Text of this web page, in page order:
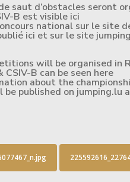
saut d’obstacles seront
B est visible ici
national sur le site
ici et sur le site
will be organised in
B can be seen here
about the
published on jumping.lu